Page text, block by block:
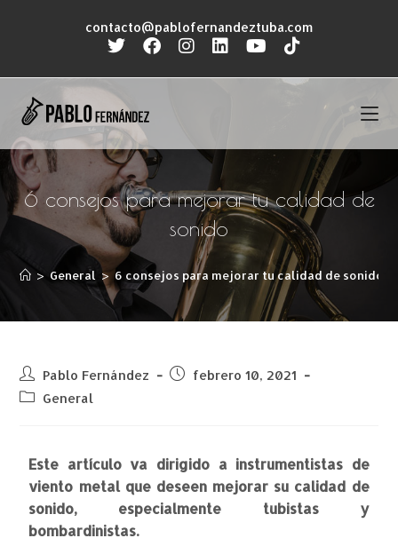
contacto@pablofernandeztuba.com
6 consejos para mejorar tu calidad de
sonido
> General > 6 consejos para mejorar tu calidad de sonido
Pablo Fernández
febrero 10, 2021
General
Este artículo va dirigido a instrumentistas de
viento metal que deseen mejorar su calidad de
sonido, especialmente tubistas y
bombardinistas.